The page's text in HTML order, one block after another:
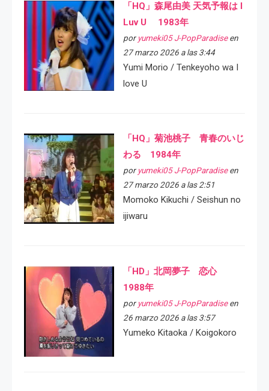
「HQ」森尾由美 天気予報は I
Luv U 1983年
por yumeki05 J-PopParadiseen
27 marzo 2026 a las 3:44
Yumi Morio / Tenkeyoho wa I
love U
「HQ」菊池桃子 青春のいじ
わる 1984年
por yumeki05 J-PopParadiseen
27 marzo 2026 a las 2:51
Momoko Kikuchi / Seishun no
ijiwaru
「HD」北岡夢子 恋心
1988年
por yumeki05 J-PopParadiseen
26 marzo 2026 a las 3:57
Yumeko Kitaoka / Koigokoro